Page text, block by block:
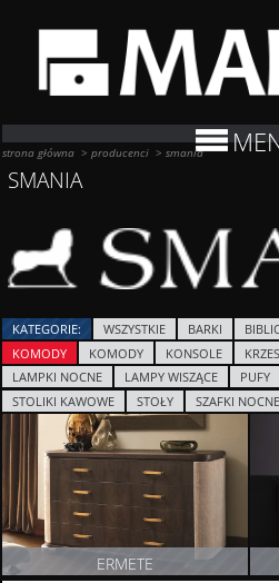
strona główna >producenci >smania
SMANIA
KATEGORIE: WSZYSTKIE BARKI
KOMODY
KOMODY KONSOLE
LAMPKI NOCNE
LAMPY WISZĄCE PUFY
STOLIKI KAWOWE
STOŁY SZAFKI NOCNE
ERMETE